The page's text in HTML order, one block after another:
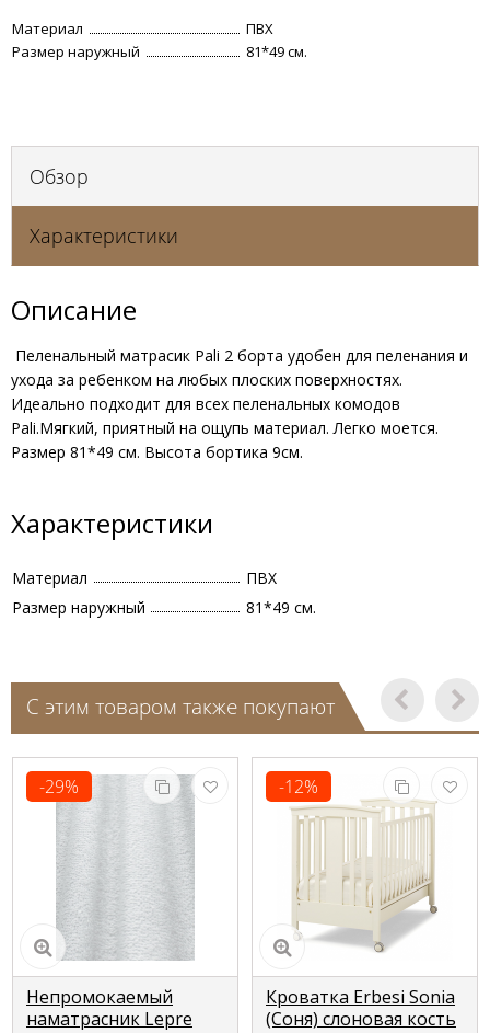
Материал
ПВХ
Размер наружный
81*49 см.
Обзор
Характеристики
Описание
Пеленальный матрасик Pali 2 борта удобен для пеленания и
ухода за ребенком на любых плоских поверхностях.
Идеально подходит для всех пеленальных комодов
Pali.Мягкий, приятный на ощупь материал. Легко моется.
Размер 81*49 см. Высота бортика 9см.
Характеристики
Материал
ПВХ
Размер наружный
81*49 см.
С этим товаром также покупают
-29%
Непромокаемый
наматрасник Lepre
-12%
Кроватка Erbesi Sonia
(Соня) слоновая кость